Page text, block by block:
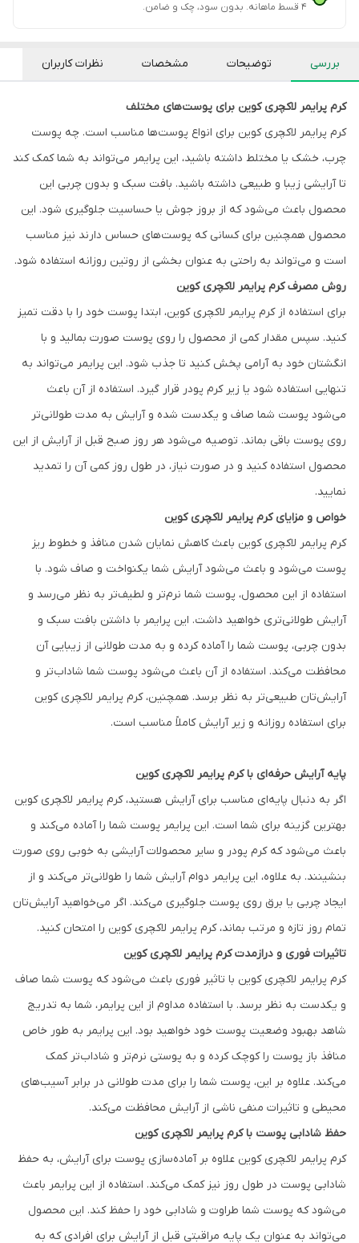
۴ قسط ماهانه. بدون سود، چک و ضامن.
بررسی توضیحات مشخصات نظرات کاربران
کرم پرایمر لاکچری کوین برای پوست‌های مختلف
کرم پرایمر لاکچری کوین برای انواع پوست‌ها مناسب است. چه پوست
چرب، خشک یا مختلط داشته باشید، این پرایمر می‌تواند به شما کمک کند
تا آرایشی زیبا و طبیعی داشته باشید. بافت سبک و بدون چربی این
محصول باعث می‌شود که از بروز جوش یا حساسیت جلوگیری شود. این
محصول همچنین برای کسانی که پوست‌های حساس دارند نیز مناسب
است و می‌تواند به راحتی به عنوان بخشی از روتین روزانه استفاده شود.
روش مصرف کرم پرایمر لاکچری کوین
برای استفاده از کرم پرایمر لاکچری کوین، ابتدا پوست خود را با دقت تمیز
کنید. سپس مقدار کمی از محصول را روی پوست صورت بمالید و با
انگشتان خود به آرامی پخش کنید تا جذب شود. این پرایمر می‌تواند به
تنهایی استفاده شود یا زیر کرم پودر قرار گیرد. استفاده از آن باعث
می‌شود پوست شما صاف و یکدست شده و آرایش به مدت طولانی‌تر
روی پوست باقی بماند. توصیه می‌شود هر روز صبح قبل از آرایش از این
محصول استفاده کنید و در صورت نیاز، در طول روز کمی آن را تمدید
نمایید.
خواص و مزایای کرم پرایمر لاکچری کوین
کرم پرایمر لاکچری کوین باعث کاهش نمایان شدن منافذ و خطوط ریز
پوست می‌شود و باعث می‌شود آرایش شما یکنواخت و صاف شود. با
استفاده از این محصول، پوست شما نرم‌تر و لطیف‌تر به نظر می‌رسد و
آرایش طولانی‌تری خواهید داشت. این پرایمر با داشتن بافت سبک و
بدون چربی، پوست شما را آماده کرده و به مدت طولانی از زیبایی آن
محافظت می‌کند. استفاده از آن باعث می‌شود پوست شما شاداب‌تر و
آرایش‌تان طبیعی‌تر به نظر برسد. همچنین، کرم پرایمر لاکچری کوین
برای استفاده روزانه و زیر آرایش کاملاً مناسب است.
پایه آرایش حرفه‌ای با کرم پرایمر لاکچری کوین
اگر به دنبال پایه‌ای مناسب برای آرایش هستید، کرم پرایمر لاکچری کوین
بهترین گزینه برای شما است. این پرایمر پوست شما را آماده می‌کند و
باعث می‌شود که کرم پودر و سایر محصولات آرایشی به خوبی روی صورت
بنشینند. به علاوه، این پرایمر دوام آرایش شما را طولانی‌تر می‌کند و از
ایجاد چربی یا برق روی پوست جلوگیری می‌کند. اگر می‌خواهید آرایش‌تان
تمام روز تازه و مرتب بماند، کرم پرایمر لاکچری کوین را امتحان کنید.
تاثیرات فوری و درازمدت کرم پرایمر لاکچری کوین
کرم پرایمر لاکچری کوین با تاثیر فوری باعث می‌شود که پوست شما صاف
و یکدست به نظر برسد. با استفاده مداوم از این پرایمر، شما به تدریج
شاهد بهبود وضعیت پوست خود خواهید بود. این پرایمر به طور خاص
منافذ باز پوست را کوچک کرده و به پوستی نرم‌تر و شاداب‌تر کمک
می‌کند. علاوه بر این، پوست شما را برای مدت طولانی در برابر آسیب‌های
محیطی و تاثیرات منفی ناشی از آرایش محافظت می‌کند.
حفظ شادابی پوست با کرم پرایمر لاکچری کوین
کرم پرایمر لاکچری کوین علاوه بر آماده‌سازی پوست برای آرایش، به حفظ
شادابی پوست در طول روز نیز کمک می‌کند. استفاده از این پرایمر باعث
می‌شود که پوست شما طراوت و شادابی خود را حفظ کند. این محصول
می‌تواند به عنوان یک پایه مراقبتی قبل از آرایش برای افرادی که به